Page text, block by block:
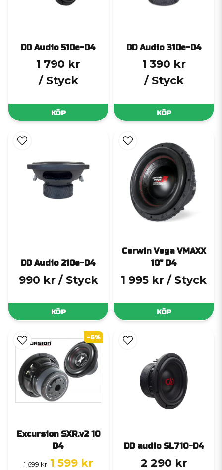
DD Audio 510e-D4
1 790 kr
/ Styck
KÖP
DD Audio 310e-D4
1 390 kr
/ Styck
KÖP
DD Audio 210e-D4
990 kr / Styck
KÖP
Cerwin Vega VMAXX
10" D4
1 995 kr / Styck
KÖP
Excursion SXR.v2 10
D4
1 699 kr 1 599 kr
-6%
DD audio SL710-D4
2 290 kr